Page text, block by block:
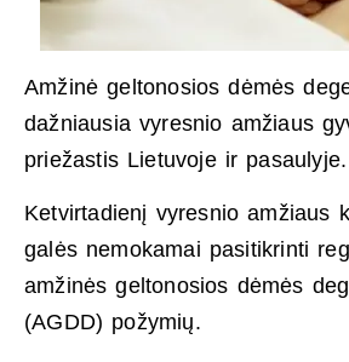
Amžinė geltonosios dėmės
dažniausia vyresnio amžiaus
priežastis Lietuvoje ir pasaulyje.
Ketvirtadienį vyresnio amžiaus
galės nemokamai pasitikrinti
amžinės geltonosios dėmės
(AGDD) požymių.